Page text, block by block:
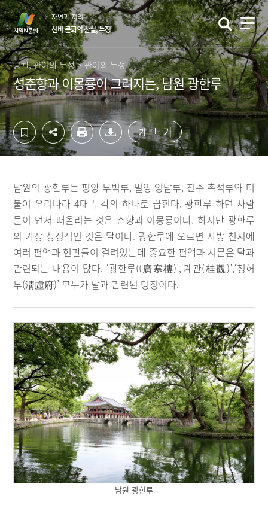
컨
텐
츠
영
역
바
로
가
기
하
단
영
역
바
로
가
기
자연과 지리
선비 문화의 산실, 누정
궁궐, 관아의 누정 > 관아의 누정
성춘향과 이몽룡이 그려지는, 남원 광한루
가 가
남원의 광한루는 평양 부벽루, 밀양 영남루, 진주 촉석루와 더
불어 우리나라 4대 누각의 하나로 꼽힌다. 광한루 하면 사람
들이 먼저 떠올리는 것은 춘향과 이몽룡이다. 하지만 광한루
의 가장 상징적인 것은 달이다. 광한루에 오르면 사방 천지에
여러 편액과 현판들이 걸려있는데 중요한 편액과 시문은 달과
관련되는 내용이 많다. ‘광한루((廣寒樓)’,‘계관(桂觀)’,‘청허
부(淸虛府)’ 모두가 달과 관련된 명칭이다.
남원 광한루